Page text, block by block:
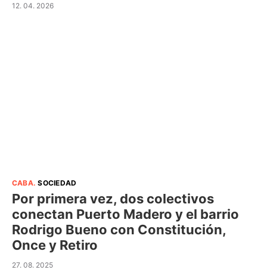
12. 04. 2026
CABA.SOCIEDAD
Por primera vez, dos colectivos
conectan Puerto Madero y el barrio
Rodrigo Bueno con Constitución,
Once y Retiro
27. 08. 2025